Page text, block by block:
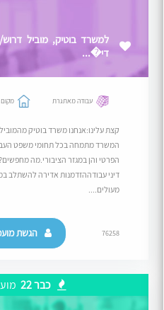
למשרד בוטיק, מוביל
די�...
עבודה מאתגרת
קצת עלינו:אנחנו משרד בוטיק
המשרד מתמחה בכל תחומי משפט
דיני עבודההזדמנות אדירה להשתלב
מעולים....
76258 הגשת
כבר 22